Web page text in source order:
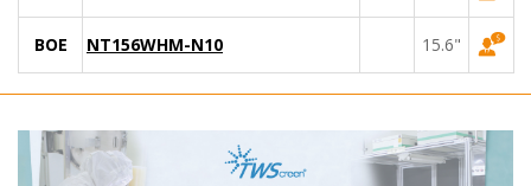
BOE NT156WHM-N10 15.6"